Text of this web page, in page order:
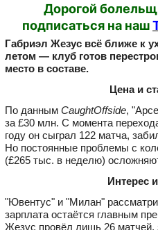
Дорогой
подписаться на наш
Габриэл Жезус всё ближе к
летом — клуб готов
место в составе.
Цена и
По данным CaughtOffside,
за £30 млн. С момента
году он сыграл 122 матча,
Но постоянные проблемы с
(£265 тыс. в неделю)
Интерес
"Ювентус" и "Милан"
зарплата остаётся главным
Жезус провёл лишь 26 матчей,